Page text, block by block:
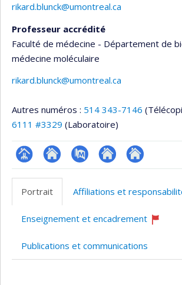
rikard.blunck@umontreal.ca
Professeur accrédité
Faculté de médecine - Département de
médecine moléculaire
rikard.blunck@umontreal.ca
Autres numéros : 514 343-7146
6111 #3329 (Laboratoire)
Page Site
l’unité
recherche
PubMedAutre Autre
web
Portrait Affiliations et
Enseignement et encadrement
Publications et communications